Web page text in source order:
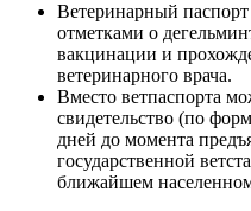
Ветеринарный паспорт
отметками о
вакцинации и
ветеринарного врача.
Вместо ветпаспорта
свидетельство (по
дней до момента
государственной
ближайшем